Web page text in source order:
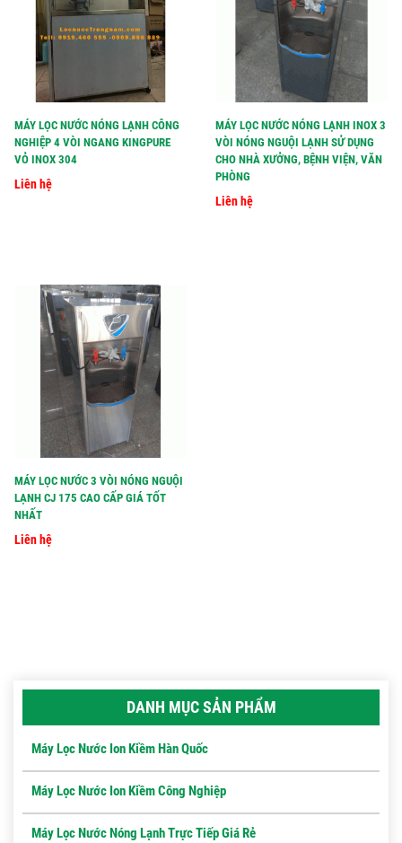
MÁY LỌC NƯỚC NÓNG LẠNH CÔNG
NGHIỆP 4 VÒI NGANG KINGPURE
VỎ INOX 304
Liên hệ
MÁY LỌC NƯỚC NÓNG LẠNH INOX 3
VÒI NÓNG NGUỘI LẠNH SỬ DỤNG
CHO NHÀ XƯỞNG, BỆNH VIỆN, VĂN
PHÒNG
Liên hệ
MÁY LỌC NƯỚC 3 VÒI NÓNG NGUỘI
LẠNH CJ 175 CAO CẤP GIÁ TỐT
NHẤT
Liên hệ
DANH MỤC SẢN PHẨM
Máy Lọc Nước Ion Kiềm Hàn Quốc
Máy Lọc Nước Ion Kiềm Công Nghiệp
Máy Lọc Nước Nóng Lạnh Trực Tiếp Giá Rẻ